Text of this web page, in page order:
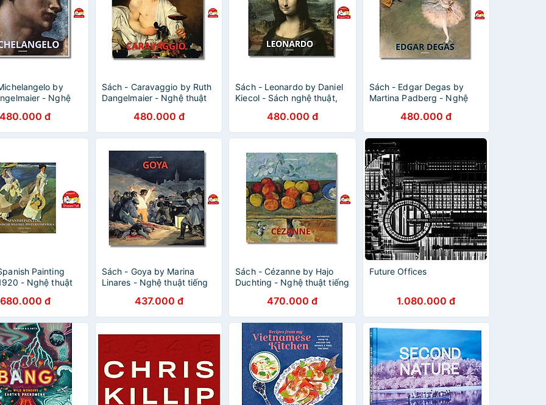
by
- Nghệ
480.000 đ
Sách - Caravaggio by Ruth
Dangelmaier - Nghệ thuật
480.000 đ
Sách - Leonardo by Daniel
Kiecol - Sách nghệ thuật,
480.000 đ
Sách - Edgar Degas by
Martina Padberg - Nghệ
480.000 đ
Painting
- Nghệ thuật
680.000 đ
Sách - Goya by Marina
Linares - Nghệ thuật tiếng
437.000 đ
Sách - Cézanne by Hajo
Duchting - Nghệ thuật tiếng
470.000 đ
Future Offices
1.080.000 đ